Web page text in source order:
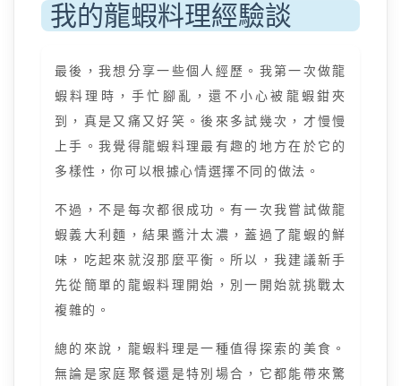
我的龍蝦料理經驗談
最後，我想分享一些個人經歷。我第一次做龍
蝦料理時，手忙腳亂，還不小心被龍蝦鉗夾
到，真是又痛又好笑。後來多試幾次，才慢慢
上手。我覺得龍蝦料理最有趣的地方在於它的
多樣性，你可以根據心情選擇不同的做法。
不過，不是每次都很成功。有一次我嘗試做龍
蝦義大利麵，結果醬汁太濃，蓋過了龍蝦的鮮
味，吃起來就沒那麼平衡。所以，我建議新手
先從簡單的龍蝦料理開始，別一開始就挑戰太
複雜的。
總的來說，龍蝦料理是一種值得探索的美食。
無論是家庭聚餐還是特別場合，它都能帶來驚